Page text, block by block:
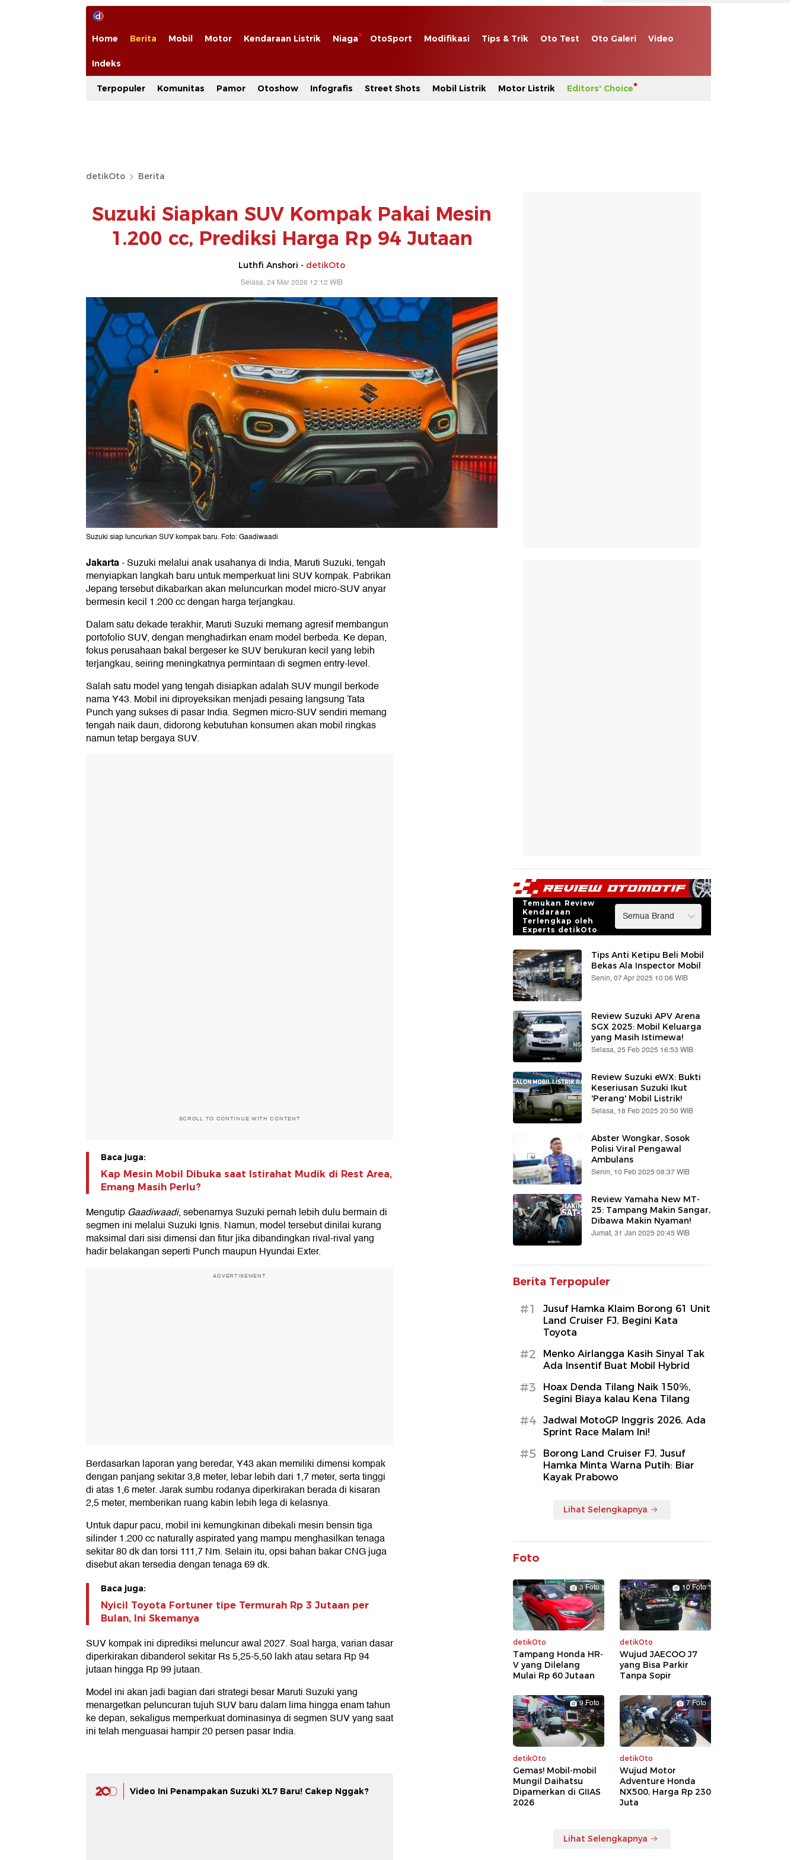
Home Berita Mobil Motor Kendaraan Listrik Niaga OtoSport Modifikasi Tips & Trik Oto Test Oto Galeri Video
Indeks
Terpopuler Komunitas Pamor Otoshow Infografis Street Shots Mobil Listrik Motor Listrik Editors' Choice
detikOto Berita
Suzuki Siapkan SUV Kompak Pakai Mesin
1.200 cc, Prediksi Harga Rp 94 Jutaan
Luthfi Anshori - detikOto
Selasa, 24 Mar 2026 12:12 WIB
Suzuki siap luncurkan SUV kompak baru. Foto: Gaadiwaadi
Jakarta-Suzuki melalui anak usahanya di India, Maruti Suzuki, tengah
menyiapkan langkah baru untuk memperkuat lini SUV kompak. Pabrikan
Jepang tersebut dikabarkan akan meluncurkan model micro-SUV anyar
bermesin kecil 1.200 cc dengan harga terjangkau.
Dalam satu dekade terakhir, Maruti Suzuki memang agresif membangun
portofolio SUV, dengan menghadirkan enam model berbeda. Ke depan,
fokus perusahaan bakal bergeser ke SUV berukuran kecil yang lebih
terjangkau, seiring meningkatnya permintaan di segmen entry-level.
Salah satu model yang tengah disiapkan adalah SUV mungil berkode
nama Y43. Mobil ini diproyeksikan menjadi pesaing langsung Tata
Punch yang sukses di pasar India. Segmen micro-SUV sendiri memang
tengah naik daun, didorong kebutuhan konsumen akan mobil ringkas
namun tetap bergaya SUV.
SCROLL TO CONTINUE WITH CONTENT
Baca juga:
Kap Mesin Mobil Dibuka saat Istirahat Mudik di Rest Area,
Emang Masih Perlu?
Mengutip Gaadiwaadi, sebenarnya Suzuki pernah lebih dulu bermain di
segmen ini melalui Suzuki Ignis. Namun, model tersebut dinilai kurang
maksimal dari sisi dimensi dan fitur jika dibandingkan rival-rival yang
hadir belakangan seperti Punch maupun Hyundai Exter.
ADVERTISEMENT
Berdasarkan laporan yang beredar, Y43 akan memiliki dimensi kompak
dengan panjang sekitar 3,8 meter, lebar lebih dari 1,7 meter, serta tinggi
di atas 1,6 meter. Jarak sumbu rodanya diperkirakan berada di kisaran
2,5 meter, memberikan ruang kabin lebih lega di kelasnya.
Untuk dapur pacu, mobil ini kemungkinan dibekali mesin bensin tiga
silinder 1.200 cc naturally aspirated yang mampu menghasilkan tenaga
sekitar 80 dk dan torsi 111,7 Nm. Selain itu, opsi bahan bakar CNG juga
disebut akan tersedia dengan tenaga 69 dk.
Baca juga:
Nyicil Toyota Fortuner tipe Termurah Rp 3 Jutaan per
Bulan, Ini Skemanya
SUV kompak ini diprediksi meluncur awal 2027. Soal harga, varian dasar
diperkirakan dibanderol sekitar Rs 5,25-5,50 lakh atau setara Rp 94
jutaan hingga Rp 99 jutaan.
Model ini akan jadi bagian dari strategi besar Maruti Suzuki yang
menargetkan peluncuran tujuh SUV baru dalam lima hingga enam tahun
ke depan, sekaligus memperkuat dominasinya di segmen SUV yang saat
ini telah menguasai hampir 20 persen pasar India.
Video Ini Penampakan Suzuki XL7 Baru! Cakep Nggak?
Temukan Review
Kendaraan
Terlengkap oleh
Experts detikOto
Tips Anti Ketipu Beli Mobil
Bekas Ala Inspector Mobil
Senin, 07 Apr 2025 10:06 WIB
Review Suzuki APV Arena
SGX 2025: Mobil Keluarga
yang Masih Istimewa!
Selasa, 25 Feb 2025 16:53 WIB
Review Suzuki eWX: Bukti
Keseriusan Suzuki Ikut
'Perang' Mobil Listrik!
Selasa, 18 Feb 2025 20:50 WIB
Abster Wongkar, Sosok
Polisi Viral Pengawal
Ambulans
Senin, 10 Feb 2025 08:37 WIB
Review Yamaha New MT-
25: Tampang Makin Sangar,
Dibawa Makin Nyaman!
Jumat, 31 Jan 2025 20:45 WIB
Berita Terpopuler
#1
Jusuf Hamka Klaim Borong 61 Unit
Land Cruiser FJ, Begini Kata
Toyota
#2
Menko Airlangga Kasih Sinyal Tak
Ada Insentif Buat Mobil Hybrid
#3
Hoax Denda Tilang Naik 150%,
Segini Biaya kalau Kena Tilang
#4
Jadwal MotoGP Inggris 2026, Ada
Sprint Race Malam Ini!
#5
Borong Land Cruiser FJ, Jusuf
Hamka Minta Warna Putih: Biar
Kayak Prabowo
Lihat Selengkapnya
Foto
3 Foto
detikOto
Tampang Honda HR-
V yang Dilelang
Mulai Rp 60 Jutaan
10 Foto
detikOto
Wujud JAECOO J7
yang Bisa Parkir
Tanpa Sopir
9 Foto
detikOto
Gemas! Mobil-mobil
Mungil Daihatsu
Dipamerkan di GIIAS
2026
7 Foto
detikOto
Wujud Motor
Adventure Honda
NX500, Harga Rp 230
Juta
Lihat Selengkapnya